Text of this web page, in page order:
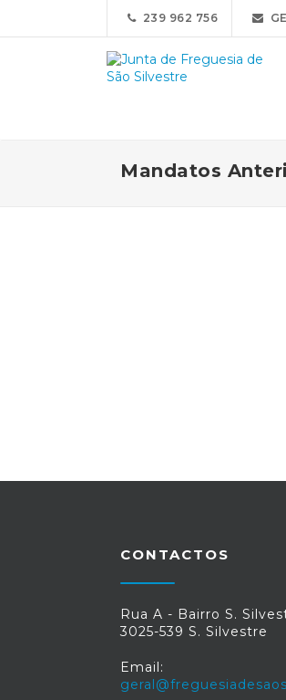
239 962 756
Mandatos
CONTACTOS
Rua A - Bairro S.
3025-539 S. Silvestre
Email: